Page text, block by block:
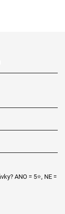
ANO = 5⭐, NE =